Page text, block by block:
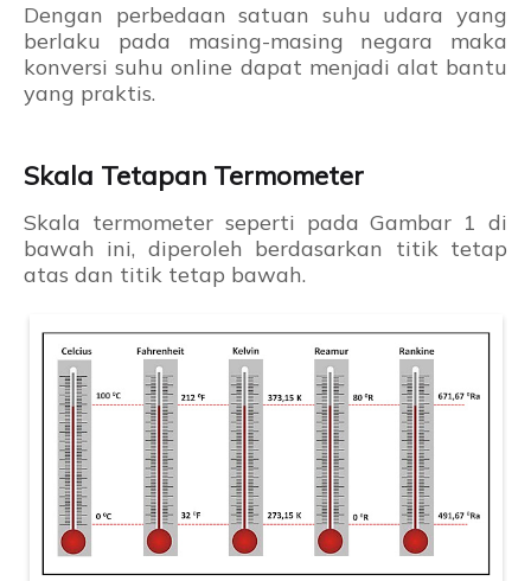
Dengan perbedaan satuan suhu udara yang
berlaku pada masing-masing negara maka
konversi suhu online dapat menjadi alat bantu
yang praktis.
Skala Tetapan Termometer
Skala termometer seperti pada Gambar 1 di
bawah ini, diperoleh berdasarkan titik tetap
atas dan titik tetap bawah.